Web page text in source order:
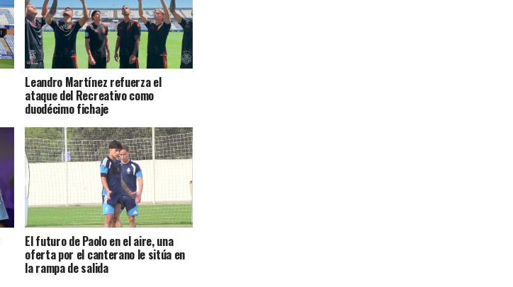
Leandro Martínez refuerza el
ataque del Recreativo como
duodécimo fichaje
El futuro de Paolo en el aire, una
oferta por el canterano le sitúa en
la rampa de salida